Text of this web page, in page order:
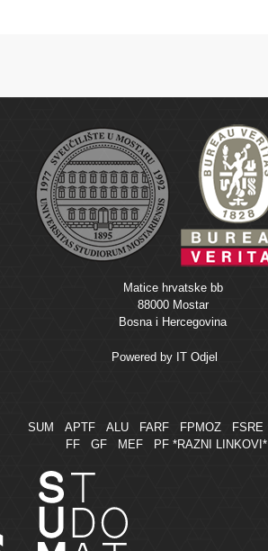
Matice hrvatske bb
88000 Mostar
Bosna i Hercegovina
Powered by IT Odjel
SUM APTF ALU FARF FPMOZ FSRE
FF
GF MEF PF *RAZNI LINKOVI*